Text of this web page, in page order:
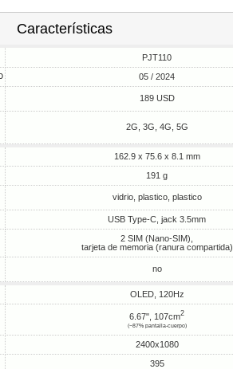
Características
PJT110
05 / 2024
189 USD
2G, 3G, 4G, 5G
162.9 x 75.6 x 8.1 mm
191 g
vidrio, plastico, plastico
USB Type-C, jack 3.5mm
2 SIM (Nano-SIM),
tarjeta de memoria (ranura compartida)
no
OLED, 120Hz
6.67", 107cm2
(~87% pantalla-cuerpo)
2400x1080
395